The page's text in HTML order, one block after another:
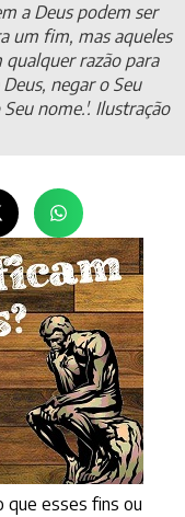
a Deus podem ser
um fim, mas aqueles
razão para
negar o Seu
nome.'. Ilustração
que esses fins ou